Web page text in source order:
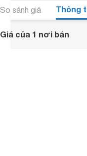
So sánh giá Thông
Giá của 1 nơi bán